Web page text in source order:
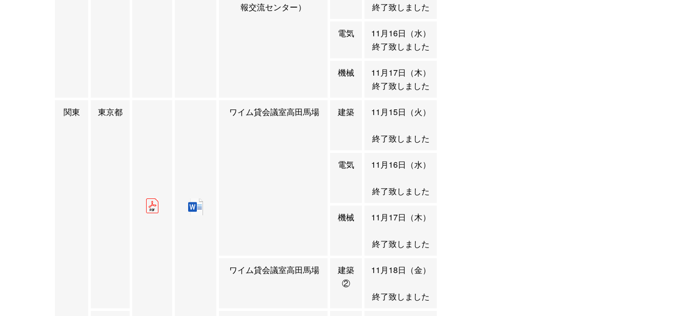
報交流センター）
終了致しました
電気
11月16日（水）
終了致しました
機械
11月17日（木）
終了致しました
関東 東京都 ワイム貸会議室高田馬場 建築 11月15日（火）
終了致しました
電気 11月16日（水）
終了致しました
機械 11月17日（木）
終了致しました
ワイム貸会議室高田馬場
建築
②
11月18日（金）
終了致しました